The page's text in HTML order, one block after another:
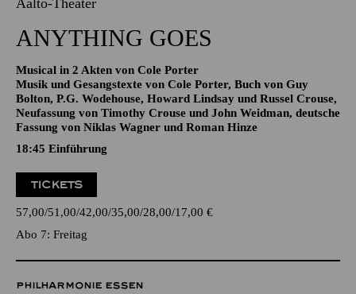
16.04.2027
19:30 - 22:30
ANYTHING GOES
Musical in 2 Akten von Cole Porter
Musik und Gesangstexte von Cole Porter, Buch von Guy
Bolton, P.G. Wodehouse, Howard Lindsay und Russel Crouse,
Fassung von Niklas Wagner und Roman Hinze
18:45 Einführung
TICKETS
57,00 51,00 42,00 35,00 28,00 17,00€
Abo 7: Freitag